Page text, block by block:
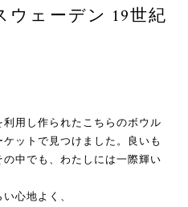
ウェーデン 19世紀
用し作られたこちらのボウル
ットで見つけました。良いも
中でも、わたしには一際輝い
心地よく、